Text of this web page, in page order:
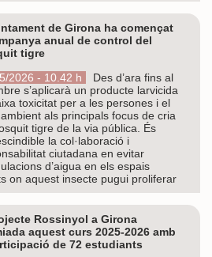
de Girona ha començat
anual de control del
tigre
2026 - 10.42 h
Des d’ara fins al
s’aplicarà un producte larvicida
toxicitat per a les persones i el
als principals focus de cria
tigre de la via pública. És
la col·laboració i
ciutadana en evitar
d’aigua en els espais
on aquest insecte pugui proliferar
Rossinyol a Girona
aquest curs 2025-2026 amb
de 72 estudiants